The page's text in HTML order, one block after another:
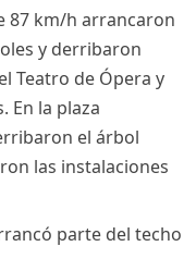
87 km/h arrancaron
y derribaron
Teatro de Ópera y
En la plaza
el árbol
las instalaciones
parte del techo